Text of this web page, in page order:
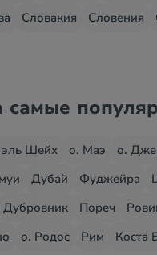
Словакия Словения
самые
Шейх о. Маэ о.
Дубай Фуджейра
Дубровник Пореч
о. Родос Рим Коста